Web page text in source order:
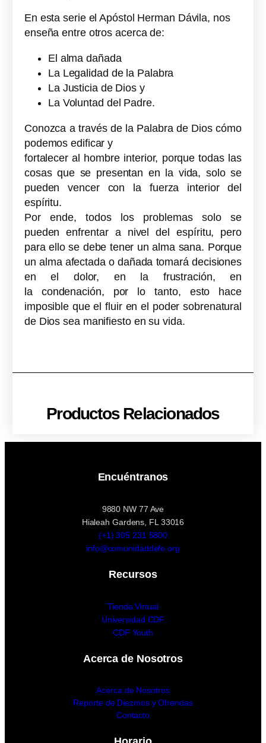
En esta serie el Apóstol Herman Dávila, nos
enseña entre otros acerca de:
El alma dañada
La Legalidad de la Palabra
La Justicia de Dios y
La Voluntad del Padre.
Conozca a través de la Palabra de Dios cómo
podemos edificar y
fortalecer al hombre interior, porque todas las
cosas que se presentan en la vida, solo se
pueden vencer con la fuerza interior del
espíritu.
Por ende, todos los problemas solo se
pueden enfrentar a nivel del espíritu, pero
para ello se debe tener un alma sana. Porque
un alma afectada o dañada tomará decisiones
en el dolor, en la frustración, en
la condenación, por lo tanto, esto hace
imposible que el fluir en el poder sobrenatural
de Dios sea manifiesto en su vida.
Productos Relacionados
Encuéntranos
9880 NW 77 Ave
Hialeah Gardens, FL 33016
(+1) 305 231 5800
info@comunidaddefe.org
Recursos
Tienda Virtual
Universidad CDF
CDF Youth
Acerca de Nosotros
Acerca de Nosotros
Reporte de Diezmos y Ofrendas
Contacto